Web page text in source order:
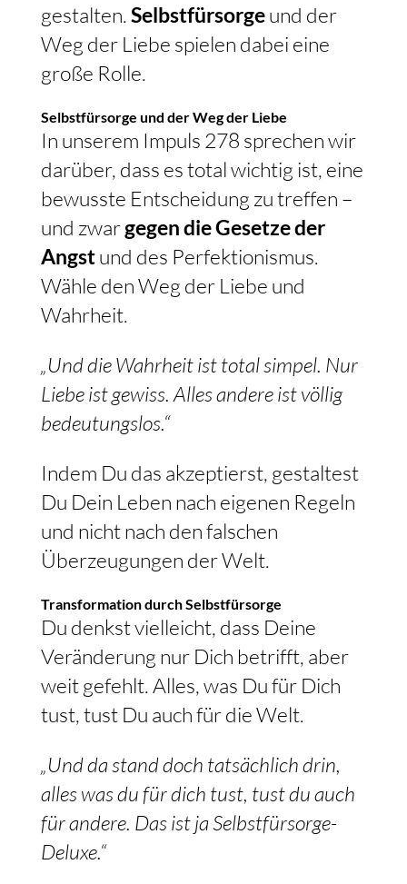
gestalten. Selbstfürsorgeund der
Weg der Liebe spielen dabei eine
große Rolle.
Selbstfürsorge und der Weg der Liebe
In unserem Impuls 278 sprechen wir
darüber, dass es total wichtig ist, eine
bewusste Entscheidung zu treffen –
und zwargegen die Gesetze der
Angstund des Perfektionismus.
Wähle den Weg der Liebe und
Wahrheit.
„Und die Wahrheit ist total simpel. Nur
Liebe ist gewiss. Alles andere ist völlig
bedeutungslos.“
Indem Du das akzeptierst, gestaltest
Du Dein Leben nach eigenen Regeln
und nicht nach den falschen
Überzeugungen der Welt.
Transformation durch Selbstfürsorge
Du denkst vielleicht, dass Deine
Veränderung nur Dich betrifft, aber
weit gefehlt. Alles, was Du für Dich
tust, tust Du auch für die Welt.
„Und da stand doch tatsächlich drin,
alles was du für dich tust, tust du auch
für andere. Das ist ja Selbstfürsorge-
Deluxe.“